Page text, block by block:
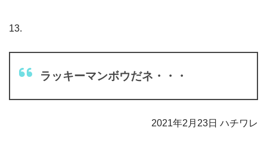
13.
ラッキーマンボウだネ・・・
2021年2月23日 ハチワレ